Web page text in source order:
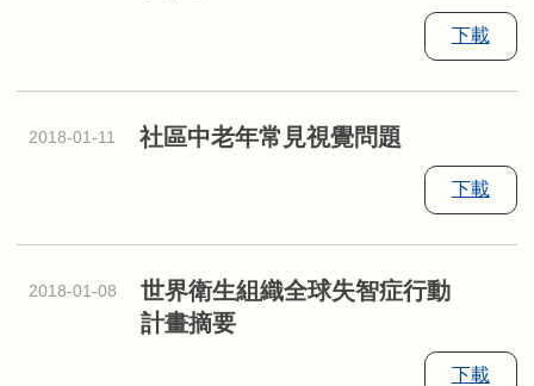
下載
2018-01-11 社區中老年常見視覺問題
下載
2018-01-08
世界衛生組織全球失智症行動
計畫摘要
下載